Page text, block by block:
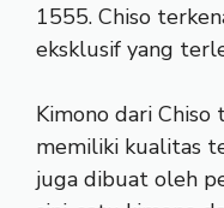
1555. Chiso
eksklusif yang
Kimono dari
memiliki kualitas
juga dibuat oleh